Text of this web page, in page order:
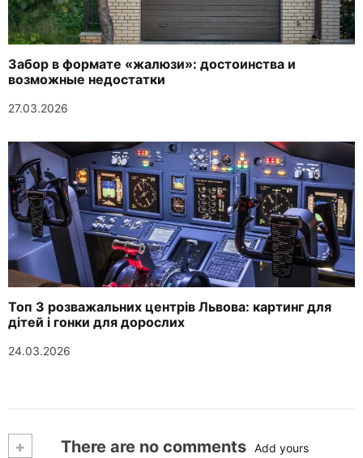
Забор в формате «жалюзи»: достоинства и
возможные недостатки
27.03.2026
Топ 3 розважальних центрів Львова: картинг для
дітей і гонки для дорослих
24.03.2026
+ There are no comments Add yours